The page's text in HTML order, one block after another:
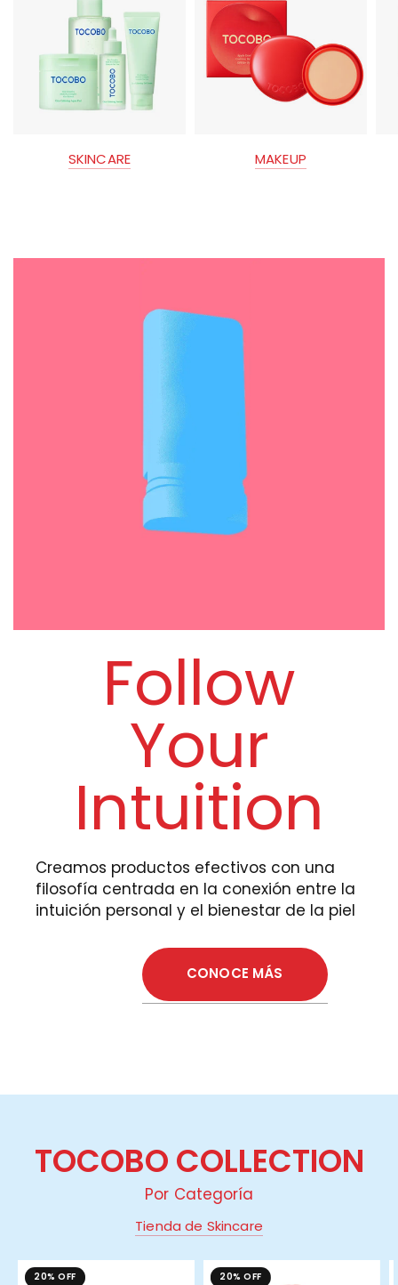
SKINCARE MAKEUP
Follow
Your
Intuition
Creamos productos efectivos con una
filosofía centrada en la conexión entre la
intuición personal y el bienestar de la piel
CONOCE MÁS
TOCOBO COLLECTION
Por Categoría
Tienda de Skincare
20% OFF 20% OFF